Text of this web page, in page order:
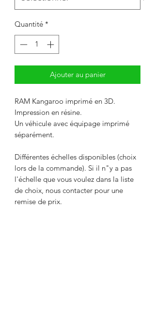
Quantité *
Ajouter au panier
RAM Kangaroo imprimé en 3D.
Impression en résine.
Un véhicule avec équipage imprimé
séparément.
Différentes échelles disponibles (choix
lors de la commande). Si il n"y a pas
l'échelle que vous voulez dans la liste
de choix, nous contacter pour une
remise de prix.